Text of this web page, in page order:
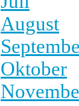
August
Oktober